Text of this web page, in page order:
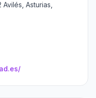
Asturias,